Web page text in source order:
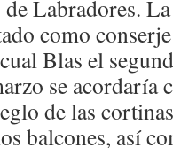
Labradores.
como
Blas el
se acordaría
de las
balcones, así